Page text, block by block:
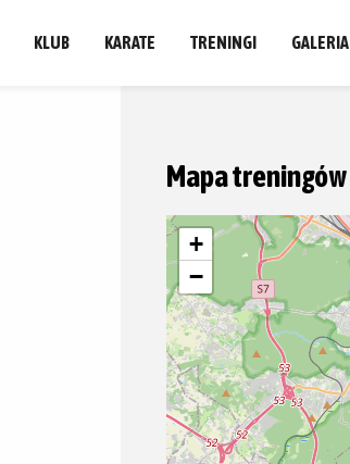
KLUB KARATE TRENINGI GALERIA
Mapa treningów
+
−